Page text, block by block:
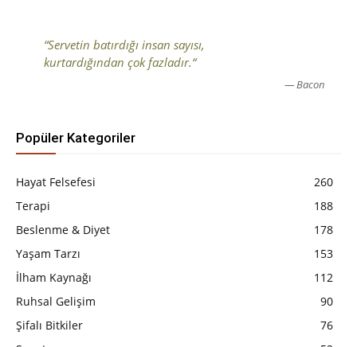
“Servetin batırdığı insan sayısı,
kurtardığından çok fazladır.“
— Bacon
Popüler Kategoriler
Hayat Felsefesi
260
Terapi
188
Beslenme & Diyet
178
Yaşam Tarzı
153
İlham Kaynağı
112
Ruhsal Gelişim
90
Şifalı Bitkiler
76